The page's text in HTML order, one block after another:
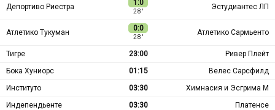
Депортиво Риестра 1:0
28 ′
Эстудиантес ЛП
Атлетико Тукуман 0:0
28 ′
Атлетико Сармьенто
Тигре 23:00
Ривер Плейт
Бока Хуниорс
01:15
Велес Сарсфилд
Институто
03:30
Химнасия и Эсгрима М
Индепендьенте
03:30 Платенсе